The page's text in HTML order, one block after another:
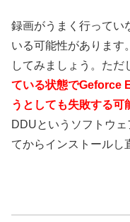
録画がうまく行ってい
いる可能性があります
してみましょう。ただ
ている状態でGeforce
うとしても失敗する可
DDUというソフトウ
てからインストールし